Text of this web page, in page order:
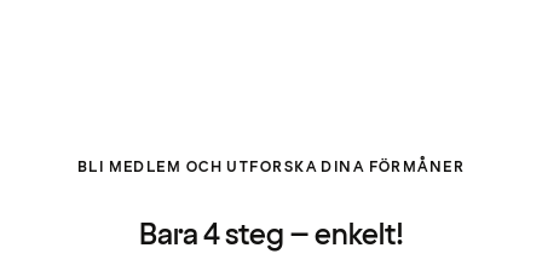
BLI MEDLEM OCH UTFORSKA DINA FÖRMÅNER
Bara 4 steg – enkelt!